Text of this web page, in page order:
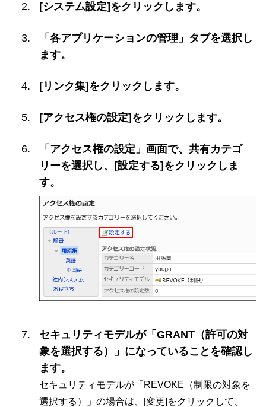
[システム設定]をクリックします。
「各アプリケーションの管理」タブを選択し
ます。
[リンク集]をクリックします。
[アクセス権の設定]をクリックします。
「アクセス権の設定」画面で、共有カテゴ
リーを選択し、[設定する]をクリックしま
す。
セキュリティモデルが「GRANT（許可の対
象を選択する）」になっていることを確認し
ます。
セキュリティモデルが「REVOKE（制限の対象を
選択する）」の場合は、[変更]をクリックして、